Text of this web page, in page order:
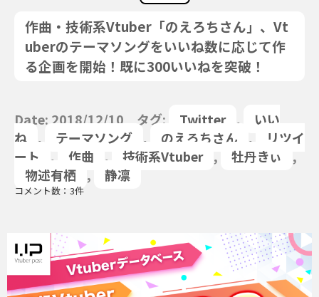
作曲・技術系Vtuber「のえろちさん」、Vt
uberのテーマソングをいいね数に応じて作
る企画を開始！既に300いいねを突破！
Date: 2018/12/10 タグ: Twitter ,
いい
ね
, テーマソング , のえろちさん ,
リツイ
ート
, 作曲 , 技術系Vtuber , 牡丹きぃ
,
物述有栖
, 静凛
コメント数：3件